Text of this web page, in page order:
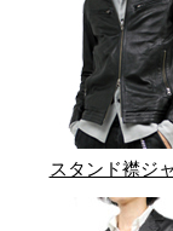
スタンド襟ジ